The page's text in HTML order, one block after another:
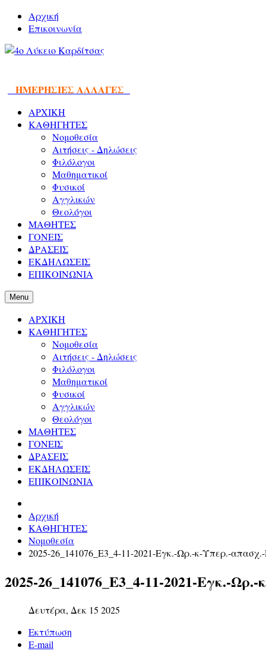
Αρχική
Επικοινωνία
ΗΜΕΡΗΣΙΕΣ ΑΛΛΑΓΕΣ
ΑΡΧΙΚΗ
ΚΑΘΗΓΗΤΕΣ
Νομοθεσία
Αιτήσεις - Δηλώσεις
Φιλόλογοι
Μαθηματικοί
Φυσικοί
Αγγλικών
Θεολόγοι
ΜΑΘΗΤΕΣ
ΓΟΝΕΙΣ
ΔΡΑΣΕΙΣ
ΕΚΔΗΛΩΣΕΙΣ
ΕΠΙΚΟΙΝΩΝΙΑ
Menu
ΑΡΧΙΚΗ
ΚΑΘΗΓΗΤΕΣ
Νομοθεσία
Αιτήσεις - Δηλώσεις
Φιλόλογοι
Μαθηματικοί
Φυσικοί
Αγγλικών
Θεολόγοι
ΜΑΘΗΤΕΣ
ΓΟΝΕΙΣ
ΔΡΑΣΕΙΣ
ΕΚΔΗΛΩΣΕΙΣ
ΕΠΙΚΟΙΝΩΝΙΑ
Αρχική
ΚΑΘΗΓΗΤΕΣ
Νομοθεσία
2025-26_141076_Ε3_4-11-2021-Εγκ.-Ωρ.-κ-Υπερ.-
2025-26_141076_Ε3_4-11-2021-Εγκ.-
Δευτέρα, Δεκ 15 2025
Εκτύπωση
E-mail